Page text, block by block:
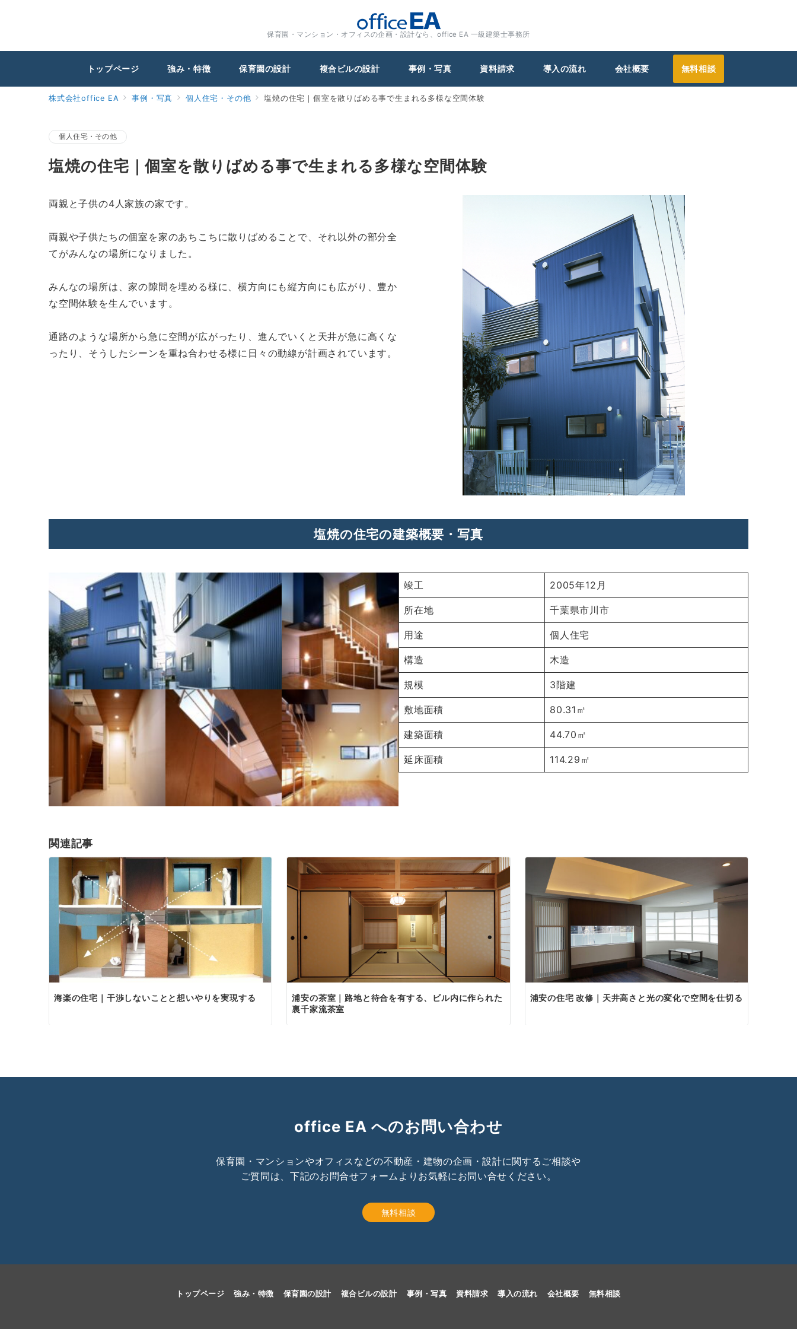
保育園・マンション・オフィスの企画・設計なら、office EA 一級建築士事務所
トップページ 強み・特徴 保育園の設計 複合ビルの設計 事例・写真 資料請求 導入の流れ 会社概要 無料相談
株式会社office EA 事例・写真 個人住宅・その他 塩焼の住宅｜個室を散りばめる事で生まれる多様な空間体験
個人住宅・その他
塩焼の住宅｜個室を散りばめる事で生まれる多様な空間体験
両親と子供の4人家族の家です。
両親や子供たちの個室を家のあちこちに散りばめることで、それ以外の部分全
てがみんなの場所になりました。
みんなの場所は、家の隙間を埋める様に、横方向にも縦方向にも広がり、豊か
な空間体験を生んでいます。
通路のような場所から急に空間が広がったり、進んでいくと天井が急に高くな
ったり、そうしたシーンを重ね合わせる様に日々の動線が計画されています。
塩焼の住宅の建築概要・写真
竣工 2005年12月
所在地 千葉県市川市
用途 個人住宅
構造 木造
規模 3階建
敷地面積 80.31㎡
建築面積 44.70㎡
延床面積 114.29㎡
関連記事
海楽の住宅｜干渉しないことと想いやりを実現する
浦安の茶室｜路地と待合を有する、ビル内に作られた
裏千家流茶室
浦安の住宅 改修｜天井高さと光の変化で空間を仕切る
office EA へのお問い合わせ
保育園・マンションやオフィスなどの不動産・建物の企画・設計に関するご相談や
ご質問は、下記のお問合せフォームよりお気軽にお問い合せください。
無料相談
トップページ 強み・特徴 保育園の設計 複合ビルの設計 事例・写真 資料請求 導入の流れ 会社概要 無料相談